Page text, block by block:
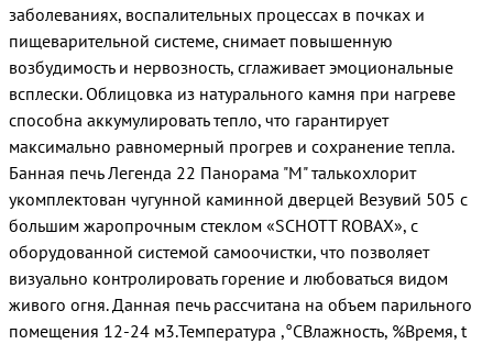
заболеваниях, воспалительных процессах в почках и
пищеварительной системе, снимает повышенную
возбудимость и нервозность, сглаживает эмоциональные
всплески. Облицовка из натурального камня при нагреве
способна аккумулировать тепло, что гарантирует
максимально равномерный прогрев и сохранение тепла.
Банная печь Легенда 22 Панорама "М" талькохлорит
укомплектован чугунной каминной дверцей Везувий 505 с
большим жаропрочным стеклом «SCHOTT ROBAX», с
оборудованной системой самоочистки, что позволяет
визуально контролировать горение и любоваться видом
живого огня. Данная печь рассчитана на объем парильного
помещения 12-24 м3.Температура ,°СВлажность, %Время, t